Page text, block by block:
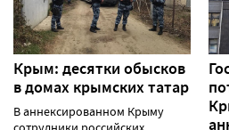
Крым: десятки обысков
в домах крымских татар
В аннексированном Крыму